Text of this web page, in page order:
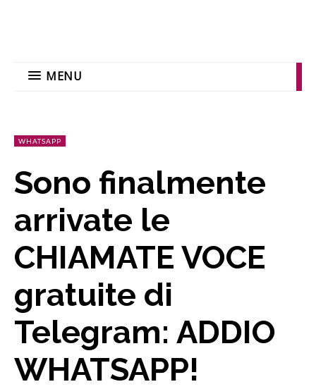
MENU
WHATSAPP
Sono finalmente
arrivate le
CHIAMATE VOCE
gratuite di
Telegram: ADDIO
WHATSAPP!